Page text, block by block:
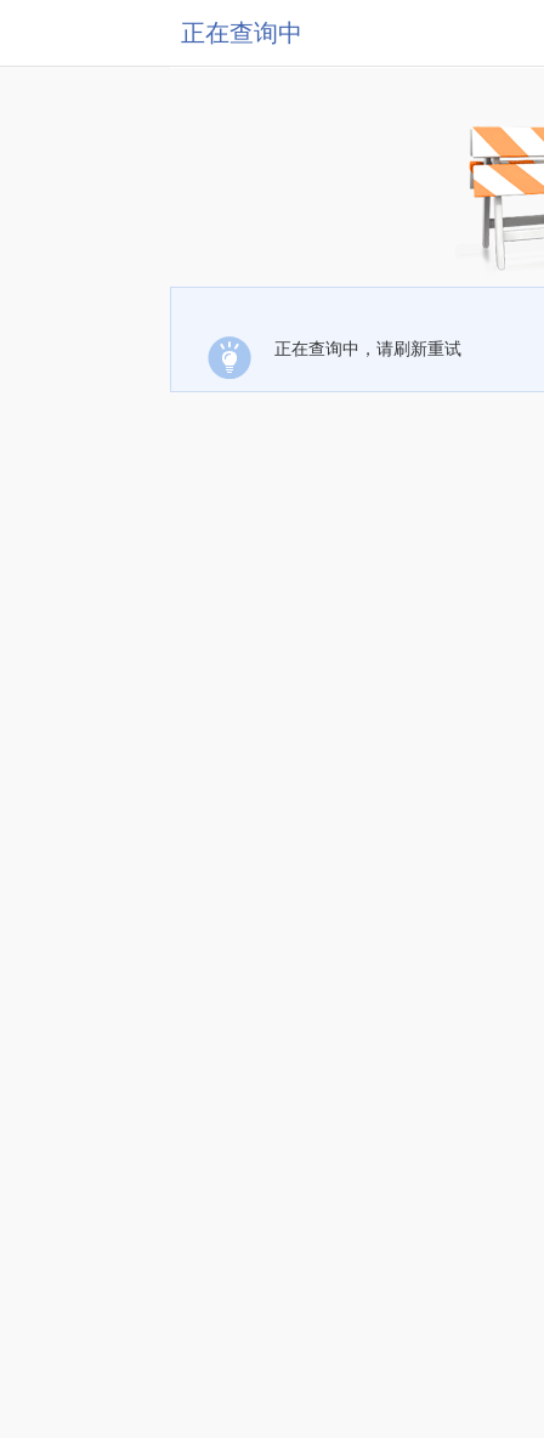
正在查询中
正在查询中，请刷新重试